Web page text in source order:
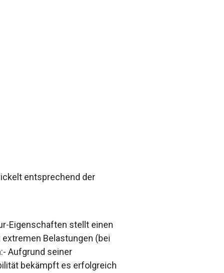
entsprechend der
Eigenschaften stellt einen
Belastungen (bei
Aufgrund seiner
bekämpft es erfolgreich